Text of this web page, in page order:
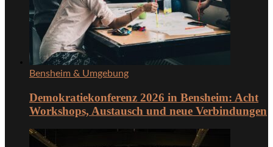
Bensheim & Umgebung
Demokratiekonferenz 2026 in Bensheim: Acht
Workshops, Austausch und neue Verbindungen